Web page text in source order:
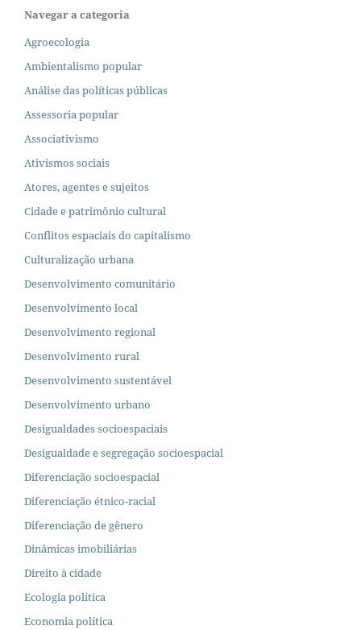
Navegar a categoria
Agroecologia
Ambientalismo popular
Análise das políticas públicas
Assessoria popular
Associativismo
Ativismos sociais
Atores, agentes e sujeitos
Cidade e patrimônio cultural
Conflitos espaciais do capitalismo
Culturalização urbana
Desenvolvimento comunitário
Desenvolvimento local
Desenvolvimento regional
Desenvolvimento rural
Desenvolvimento sustentável
Desenvolvimento urbano
Desigualdades socioespaciais
Desigualdade e segregação socioespacial
Diferenciação socioespacial
Diferenciação étnico-racial
Diferenciação de gênero
Dinâmicas imobiliárias
Direito à cidade
Ecologia política
Economia política